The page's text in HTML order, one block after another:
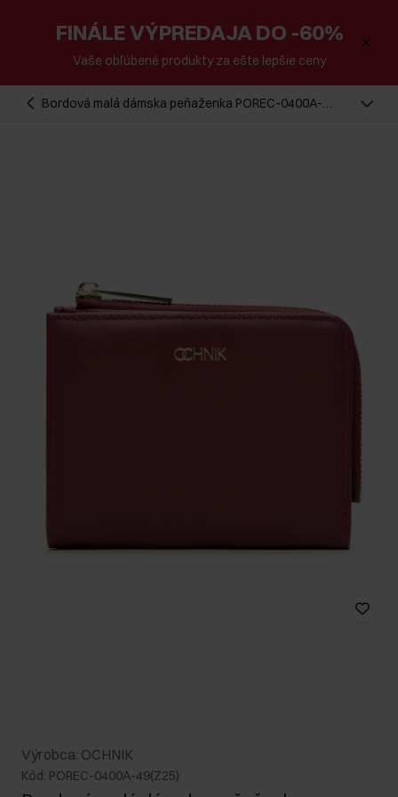
FINÁLE VÝPREDAJA DO -60%
Vaše obľúbené produkty za ešte lepšie ceny
Bordová malá dámska peňaženka POREC-0400A-
Výrobca: OCHNIK
Kód: POREC-0400A-49(Z25)